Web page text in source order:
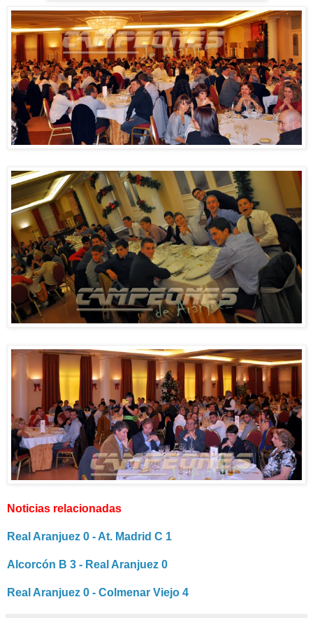
Noticias relacionadas
Real Aranjuez 0 - At. Madrid C 1
Alcorcón B 3 - Real Aranjuez 0
Real Aranjuez 0 - Colmenar Viejo 4